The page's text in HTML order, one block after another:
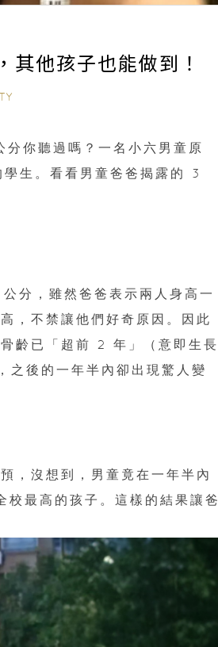
其他孩子也能做到！
你聽過嗎？一名小六男童原
生。看看男童爸爸揭露的 3
分，雖然爸爸表示兩人身高一
，不禁讓他們好奇原因。因此
齡已「超前 2 年」（意即生長
之後的一年半內卻出現驚人變
，沒想到，男童竟在一年半內
最高的孩子。這樣的結果讓爸